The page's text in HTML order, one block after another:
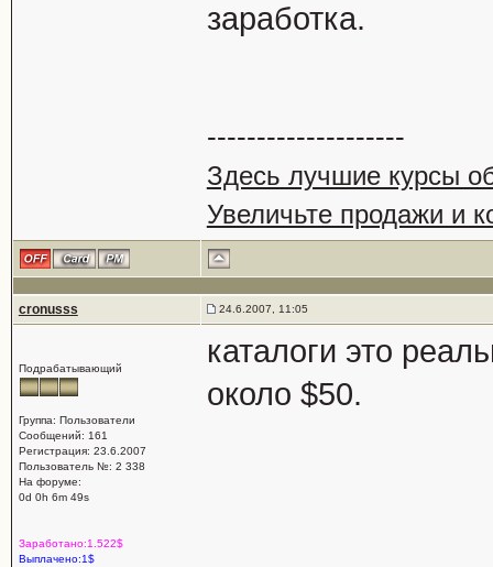
заработка.
--------------------
Здесь лучшие курсы
Увеличьте продажи и
cronusss 24.6.2007, 11:05
Подрабатывающий
Группа: Пользователи
Сообщений: 161
Регистрация: 23.6.2007
Пользователь №: 2 338
На форуме:
0d 0h 6m 49s
Заработано:1.522$
Выплачено:1$
каталоги это
около $50.